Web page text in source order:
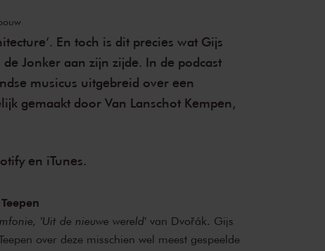
En toch is dit precies wat Gijs
Jonker aan zijn zijde. In de podcast
musicus uitgebreid over een
gemaakt door Van Lanschot Kempen,
en iTunes.
'Uit de nieuwe wereld'van Dvořák. Gijs
over deze misschien wel meest gespeelde